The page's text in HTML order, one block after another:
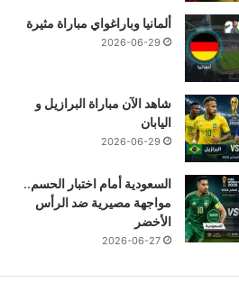
ألمانيا وباراغواي مباراة مثيرة
2026-06-29
شاهد الآن مباراة البرازيل و
اليابان
2026-06-29
السعودية أمام اختبار الحسم..
مواجهة مصيرية ضد الرأس
الأخضر
2026-06-27